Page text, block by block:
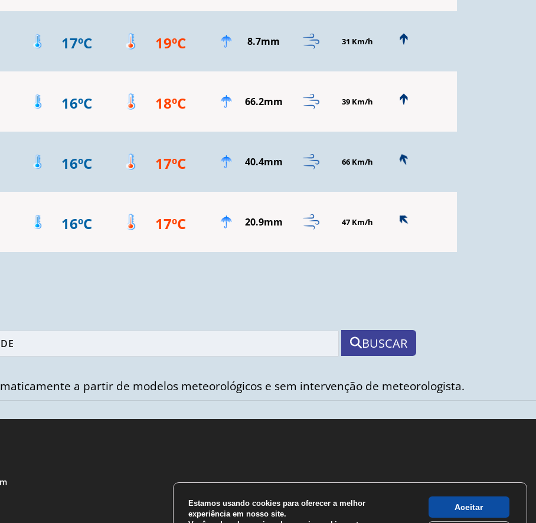
17ºC 19ºC 8.7mm 31 Km/h
16ºC 18ºC 66.2mm 39 Km/h
16ºC 17ºC 40.4mm 66 Km/h
16ºC 17ºC 20.9mm 47 Km/h
BUSCAR
a partir de modelos meteorológicos e sem intervenção de meteorologista.
Estamos usando cookies para oferecer a melhor
experiência em nosso site.
Aceitar